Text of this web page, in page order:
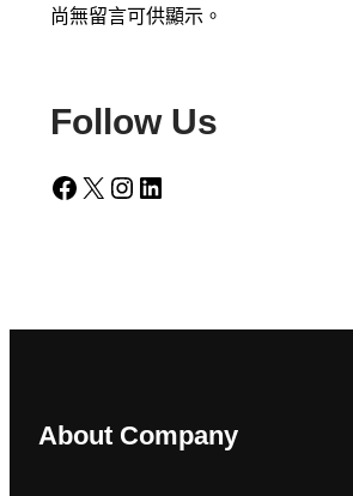
尚無留言可供顯示。
Follow Us
Facebook X Instagram LinkedIn
About Company